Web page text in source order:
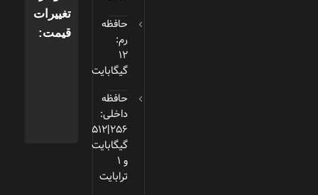
حافظه
رم:
12
گیگابایت
حافظه
داخلی:
256|512
گیگابایت
و 1
ترابایت
تغییرات
قیمت: